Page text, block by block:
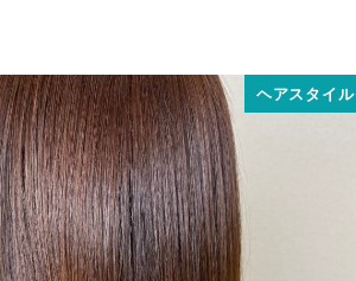
ヘアスタイル